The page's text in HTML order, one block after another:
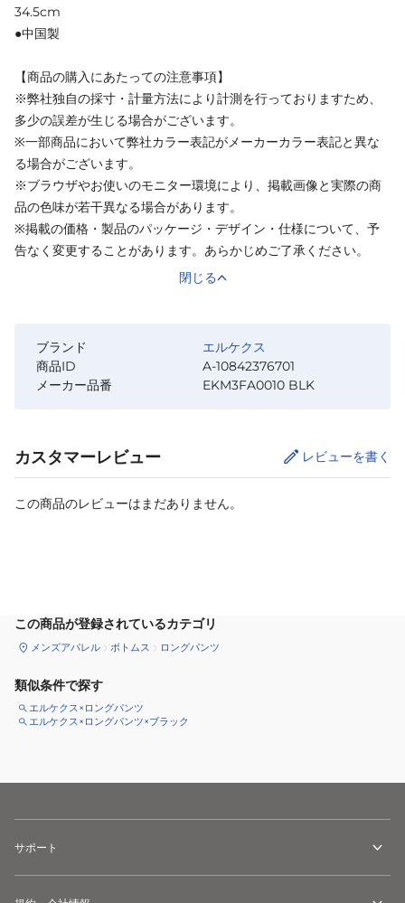
34.5cm
●中国製
【商品の購入にあたっての注意事項】
※弊社独自の採寸・計量方法により計測を行っておりますため、
多少の誤差が生じる場合がございます。
※一部商品において弊社カラー表記がメーカーカラー表記と異な
る場合がございます。
※ブラウザやお使いのモニター環境により、掲載画像と実際の商
品の色味が若干異なる場合があります。
※掲載の価格・製品のパッケージ・デザイン・仕様について、予
告なく変更することがあります。あらかじめご了承ください。
閉じる
ブランド
エルケクス
商品ID
A-10842376701
メーカー品番
EKM3FA0010 BLK
カスタマーレビュー レビューを書く
この商品のレビューはまだありません。
この商品が登録されているカテゴリ
メンズアパレル ボトムス ロングパンツ
類似条件で探す
エルケクス×ロングパンツ
エルケクス×ロングパンツ×ブラック
サポート